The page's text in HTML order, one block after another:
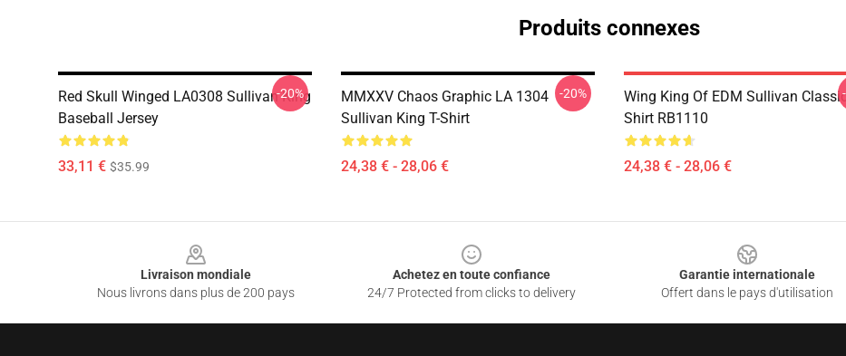
Produits connexes
Red Skull Winged LA0308 Sullivan King
Baseball Jersey
33,11 € $35.99
-20%
MMXXV Chaos Graphic LA 1304
Sullivan King T-Shirt
24,38 € - 28,06 €
-20%
Wing King Of EDM Sullivan
Shirt RB1110
24,38 € - 28,06 €
Livraison mondiale
Nous livrons dans plus de 200 pays
Achetez en toute confiance
24/7 Protected from clicks to delivery
Garantie internationale
Offert dans le pays d'utilisation